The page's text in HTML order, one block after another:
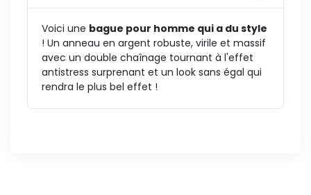
Voici une bague pour homme qui a du style
! Un anneau en argent robuste, virile et massif
avec un double chaînage tournant à l'effet
antistress surprenant et un look sans égal qui
rendra le plus bel effet !